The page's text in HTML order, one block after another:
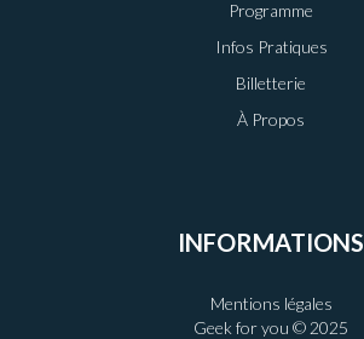
Programme
Infos Pratiques
Billetterie
À Propos
INFORMATIONS
Mentions légales
Geek for you © 2025